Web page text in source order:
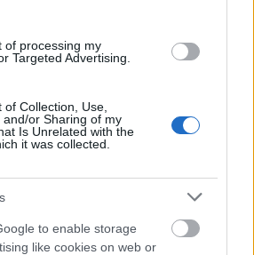
of processing my
Targeted Advertising.
Collection, Use,
and/or Sharing of my
Is Unrelated with the
it was collected.
to enable storage
like cookies on web or
már jobb oldali
okozott gondot az átállás:
ilyen volt a közlekedés.
több havi
A forgalmi irány
is csak fél évvel később
Ausztria vidéki városaiban.
Hírlap korabeli számait, hogy
is történt 1941 november 9-